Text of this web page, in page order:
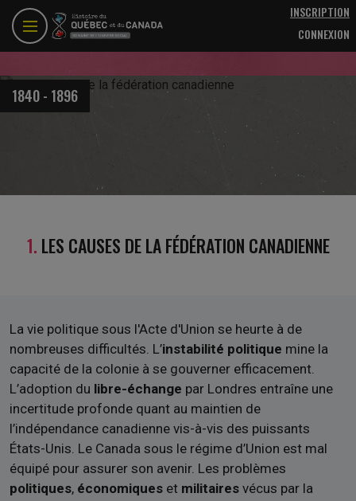
Aller au contenu principal
INSCRIPTION
CONNEXION
1840 - 1896
1. LES CAUSES DE LA FÉDÉRATION CANADIENNE
La vie politique sous l'Acte d'Union se heurte à de
nombreuses difficultés. L’instabilité politique mine la
capacité de la colonie à se gouverner efficacement.
L’adoption du libre-échange par Londres entraîne une
incertitude profonde quant au maintien de
l’indépendance canadienne vis-à-vis des puissants
États-Unis. Le Canada sous le régime d’Union est mal
équipé pour assurer son avenir. Les problèmes
politiques, économiques et militaires vécus par la